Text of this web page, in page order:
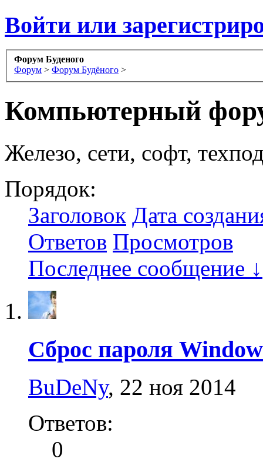
Войти или
Форум Буденого
Форум > Форум Будёного >
Компьютерный
Железо, сети, софт,
Порядок:
Заголовок Дата
Ответов Просмотров
Последнее сообщение ↓
Сброс пароля
BuDeNy, 22 ноя 2014
Ответов:
0